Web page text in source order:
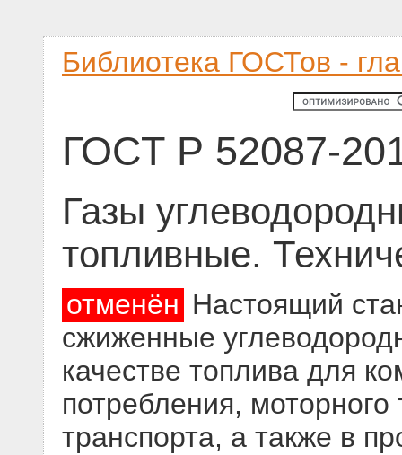
Библиотека ГОСТов -
ГОСТ Р 52087-
Газы
топливные.
отменён Настоящий
сжиженные
качестве топлива для
потребления,
транспорта, а также в